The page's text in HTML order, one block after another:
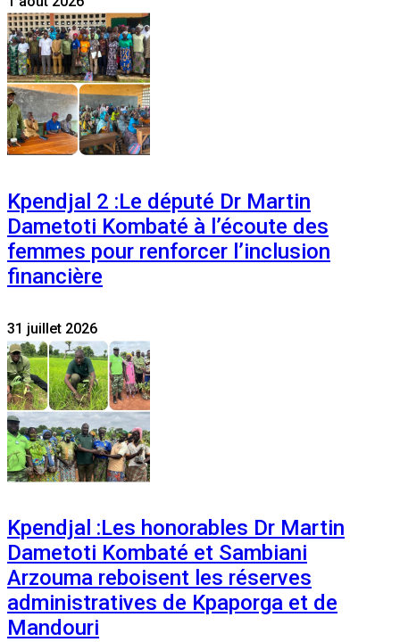
Kpendjal 2 :Le député Dr Martin
Dametoti Kombaté à l’écoute des
femmes pour renforcer l’inclusion
financière
31 juillet 2026
Kpendjal :Les honorables Dr Martin
Dametoti Kombaté et Sambiani
Arzouma reboisent les réserves
administratives de Kpaporga et de
Mandouri